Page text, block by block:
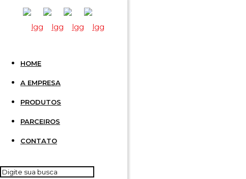
HOME
A EMPRESA
PRODUTOS
PARCEIROS
CONTATO